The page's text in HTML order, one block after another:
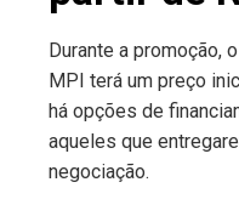
Durante a promoção,
MPI terá um preço
há opções de
aqueles que
negociação.